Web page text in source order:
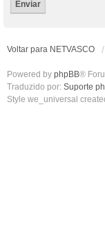
Voltar para NETVASCO
Powered by phpBB®
Traduzido por: Suporte
Style we_universal